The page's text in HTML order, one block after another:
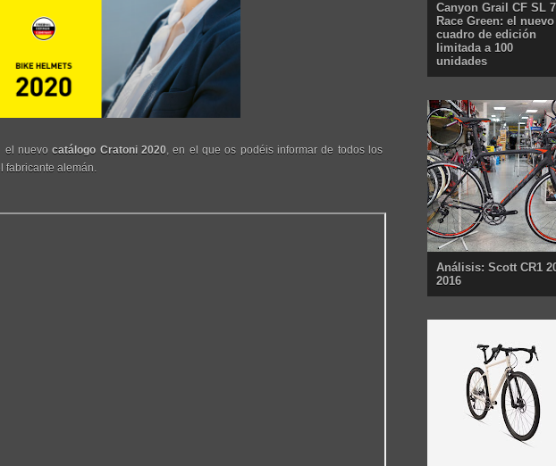
el nuevocatálogo Cratoni 2020, en el que os podéis informar de todos los
fabricante alemán.
Canyon Grail CF SL 7
Race Green: el nuevo
cuadro de edición
limitada a 100
unidades
Análisis: Scott CR1
2016